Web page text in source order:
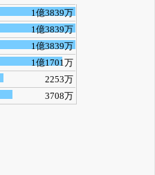
1億3839万
1億3839万
1億3839万
1億1701万
2253万
3708万